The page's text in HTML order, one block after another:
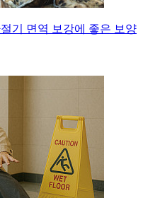
기 면역 보강에 좋은 보양